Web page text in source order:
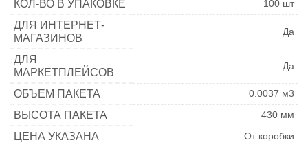
КОЛ-ВО В УПАКОВКЕ 100 шт
ДЛЯ ИНТЕРНЕТ-
МАГАЗИНОВ
Да
ДЛЯ
МАРКЕТПЛЕЙСОВ
Да
ОБЪЕМ ПАКЕТА 0.0037 м3
ВЫСОТА ПАКЕТА 430 мм
ЦЕНА УКАЗАНА От коробки